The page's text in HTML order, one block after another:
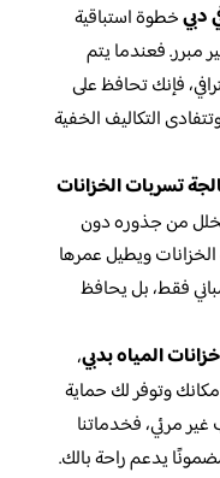
دبيخطوة استباقية
مبرر. فعندما يتم
فإنك تحافظ على
التكاليف الخفية
تسربات الخزانات
من جذوره دون
ويطيل عمرها
فقط، بل يحافظ
المياه بدبي،
وتوفر لك حماية
مرئي، فخدماتنا
يدعم راحة بالك.